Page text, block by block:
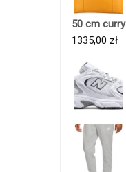
50 cm curry
1335,00 zł